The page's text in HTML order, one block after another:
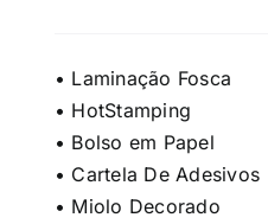
• Laminação Fosca
• HotStamping
• Bolso em Papel
• Cartela De Adesivos
• Miolo Decorado